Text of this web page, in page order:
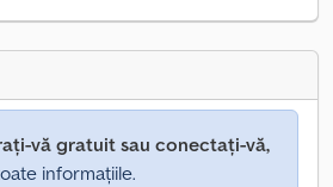
vă gratuit sau conectați-vă,
informațiile.